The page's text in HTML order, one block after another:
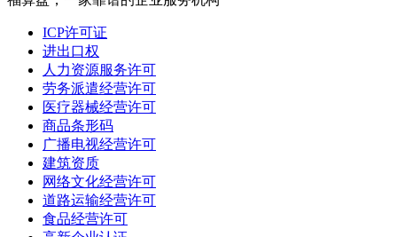
ICP许可证
进出口权
人力资源服务许可
劳务派遣经营许可
医疗器械经营许可
商品条形码
广播电视经营许可
建筑资质
网络文化经营许可
道路运输经营许可
食品经营许可